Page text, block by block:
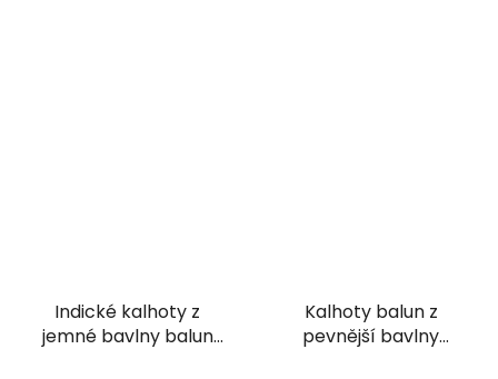
Indické kalhoty z
jemné bavlny balun
Kalhoty balun z
pevnější bavlny